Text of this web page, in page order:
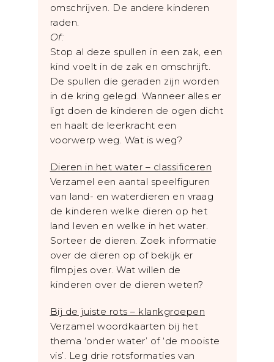
omschrijven. De andere kinderen
raden.
Of:
Stop al deze spullen in een zak, een
kind voelt in de zak en omschrijft.
De spullen die geraden zijn worden
in de kring gelegd. Wanneer alles er
ligt doen de kinderen de ogen dicht
en haalt de leerkracht een
voorwerp weg. Wat is weg?
Dieren in het water – classificeren
Verzamel een aantal speelfiguren
van land- en waterdieren en vraag
de kinderen welke dieren op het
land leven en welke in het water.
Sorteer de dieren. Zoek informatie
over de dieren op of bekijk er
filmpjes over. Wat willen de
kinderen over de dieren weten?
Bij de juiste rots – klankgroepen
Verzamel woordkaarten bij het
thema ‘onder water’ of ‘de mooiste
vis’. Leg drie rotsformaties van